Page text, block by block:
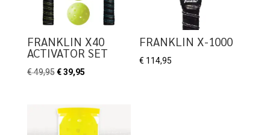
FRANKLIN X40
ACTIVATOR SET
€49,95 Oorspronkelijke
€ 49,95.
€39,95Huidige
€ 39,95.
FRANKLIN X-1000
€ 114,95